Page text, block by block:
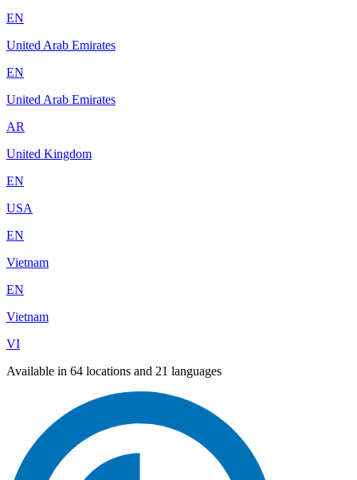
EN
United Arab Emirates
EN
United Arab Emirates
AR
United Kingdom
EN
USA
EN
Vietnam
EN
Vietnam
VI
Available in 64 locations and 21 languages